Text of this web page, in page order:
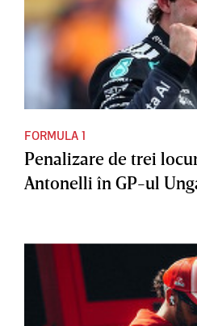
FORMULA 1
Penalizare de trei
Antonelli în GP-ul